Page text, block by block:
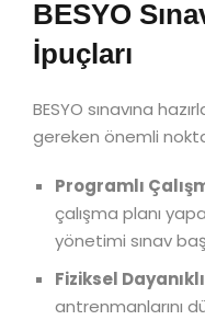
BESYO
İpuçları
BESYO sınavına
gereken önemli
Programlı
çalışma planı
yönetimi sınav
Fiziksel
antrenmanlarını